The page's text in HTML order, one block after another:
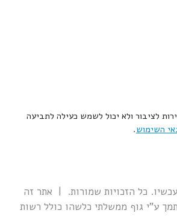
לציבור ולא יכול לשמש כעילה לתביעה
השימוש.
© תב"ע עכשיו. כל הזכויות שמורות. | אתר זה
ע"י גוף ממשלתי כלשהו כולל רשות